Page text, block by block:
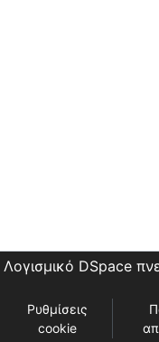
Λογισμικό DSpace
Ρυθμίσεις
cookie